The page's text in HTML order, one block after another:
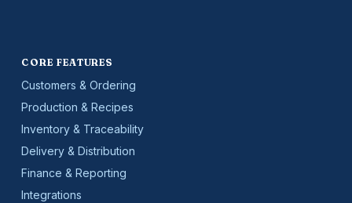
CORE FEATURES
Customers & Ordering
Production & Recipes
Inventory & Traceability
Delivery & Distribution
Finance & Reporting
Integrations